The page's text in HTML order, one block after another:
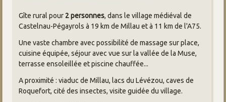
Gîte rural pour 2 personnes, dans le village médiéval de
Castelnau-Pégayrols à 19 km de Millau et à 11 km de l'A75.
Une vaste chambre avec possibilité de massage sur place,
cuisine équipée, séjour avec vue sur la vallée de la Muse,
terrasse ensoleillée et piscine chauffée...
A proximité : viaduc de Millau, lacs du Lévézou, caves de
Roquefort, cité des insectes, visite guidée du village.